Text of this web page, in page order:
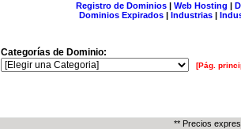
Registro de Dominios| Web Hosting |
Dominios Expirados | Industrias |
Categorías de Dominio:
[Pág.
** Precios